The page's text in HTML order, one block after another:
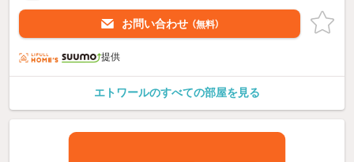
お問い合わせ （無料）
提供
エトワールのすべての部屋を見る